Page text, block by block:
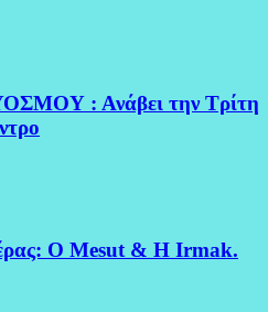
: Ανάβει την Τρίτη
O Mesut & Η Irmak.